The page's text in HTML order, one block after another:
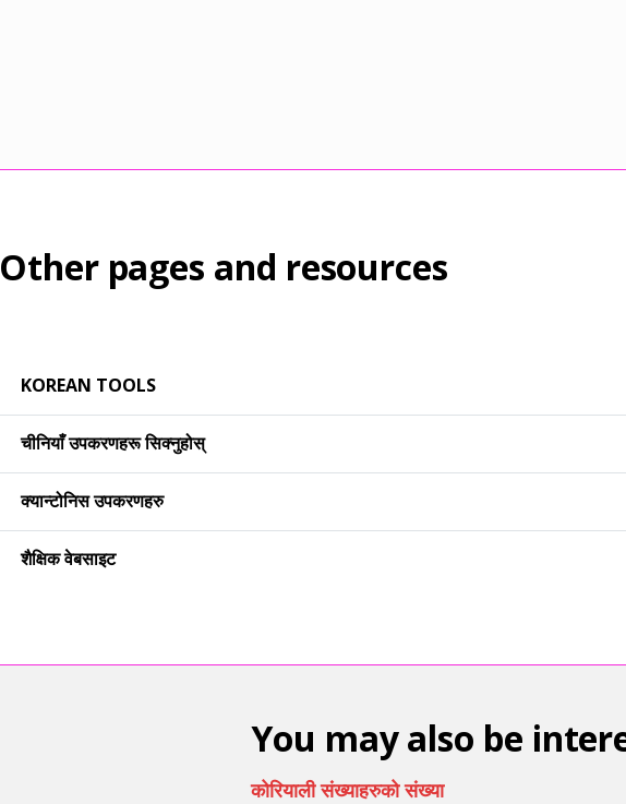
Other pages and resources
KOREAN TOOLS
चीनियाँ उपकरणहरू सिक्नुहोस्
क्यान्टोनिस उपकरणहरु
शैक्षिक वेबसाइट
You may also be
कोरियाली संख्याहरुको संख्या